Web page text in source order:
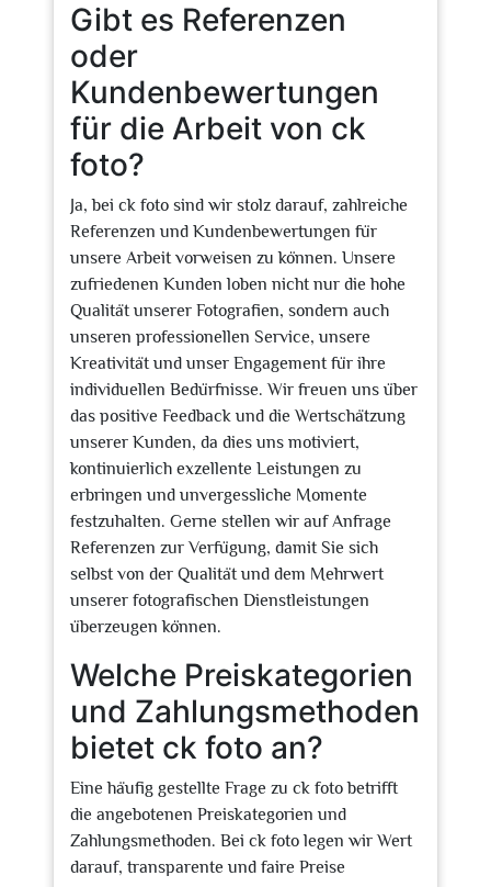
Gibt es Referenzen
oder
Kundenbewertungen
für die Arbeit von ck
foto?
Ja, bei ck foto sind wir stolz darauf, zahlreiche
Referenzen und Kundenbewertungen für
unsere Arbeit vorweisen zu können. Unsere
zufriedenen Kunden loben nicht nur die hohe
Qualität unserer Fotografien, sondern auch
unseren professionellen Service, unsere
Kreativität und unser Engagement für ihre
individuellen Bedürfnisse. Wir freuen uns über
das positive Feedback und die Wertschätzung
unserer Kunden, da dies uns motiviert,
kontinuierlich exzellente Leistungen zu
erbringen und unvergessliche Momente
festzuhalten. Gerne stellen wir auf Anfrage
Referenzen zur Verfügung, damit Sie sich
selbst von der Qualität und dem Mehrwert
unserer fotografischen Dienstleistungen
überzeugen können.
Welche Preiskategorien
und Zahlungsmethoden
bietet ck foto an?
Eine häufig gestellte Frage zu ck foto betrifft
die angebotenen Preiskategorien und
Zahlungsmethoden. Bei ck foto legen wir Wert
darauf, transparente und faire Preise